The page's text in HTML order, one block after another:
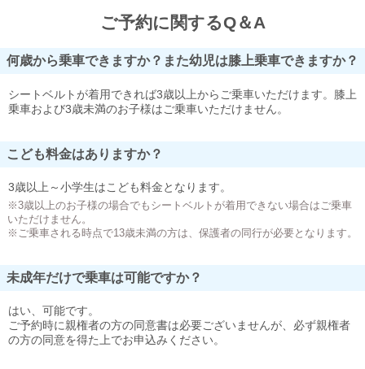
ご予約に関するQ＆A
何歳から乗車できますか？また幼児は膝上乗車できますか？
シートベルトが着用できれば3歳以上からご乗車いただけます。膝上
乗車および3歳未満のお子様はご乗車いただけません。
こども料金はありますか？
3歳以上～小学生はこども料金となります。
※3歳以上のお子様の場合でもシートベルトが着用できない場合はご乗車
いただけません。
※ご乗車される時点で13歳未満の方は、保護者の同行が必要となります。
未成年だけで乗車は可能ですか？
はい、可能です。
ご予約時に親権者の方の同意書は必要ございませんが、必ず親権者
の方の同意を得た上でお申込みください。